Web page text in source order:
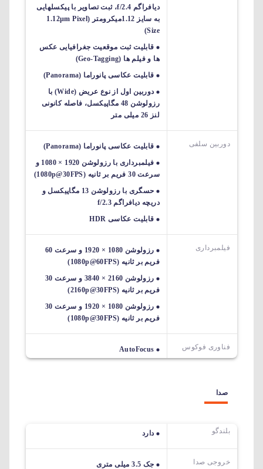
دیافراگم f/2.4، ثبت تصاویر با پیکسل‎هایی
به سایز 1.12میکرومتر (1.12µm Pixel
Size)
قابلیت ثبت موقعیت جغرافیایی عکس
ها و فیلم ها (Geo-Tagging)
قابلیت عکاسی پانوراما (Panorama)
دوربین اول از نوع عریض (Wide) با
رزولوشن 48 مگاپیکسل، فاصله کانونی
لنز 26 میلی متر
دوربین سلفی
قابلیت عکاسی پانوراما (Panorama)
فیلمبرداری با رزولوشن 1920 × 1080 و
سرعت 30 فریم بر ثانیه (1080p@30FPS)
حسگری با رزولوشن 13 مگاپیکسل و
دریچه دیافراگم f/2.3
قابلیت عکاسی HDR
فیلمبرداری
رزولوشن 1080 × 1920 و سرعت 60
فریم بر ثانیه (1080p@60FPS)
رزولوشن 2160 × 3840 و سرعت 30
فریم بر ثانیه (2160p@30FPS)
رزولوشن 1080 × 1920 و سرعت 30
فریم بر ثانیه (1080p@30FPS)
فناوری فوکوس AutoFocus
صدا
بلندگو دارد
خروجی صدا جک 3.5 میلی متری